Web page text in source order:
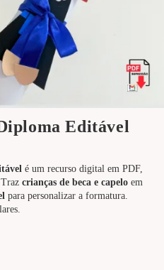
Editável
é um recurso digital em PDF,
crianças de beca e capelo em
para personalizar a formatura.